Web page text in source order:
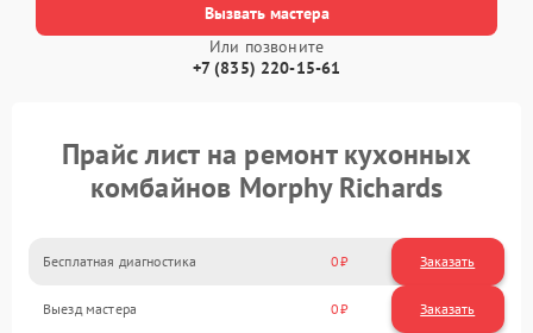
Вызвать мастера
Или позвоните
+7 (835) 220-15-61
Прайс лист на ремонт кухонных
комбайнов Morphy Richards
Бесплатная диагностика 0 Заказать
Выезд мастера 0 Заказать